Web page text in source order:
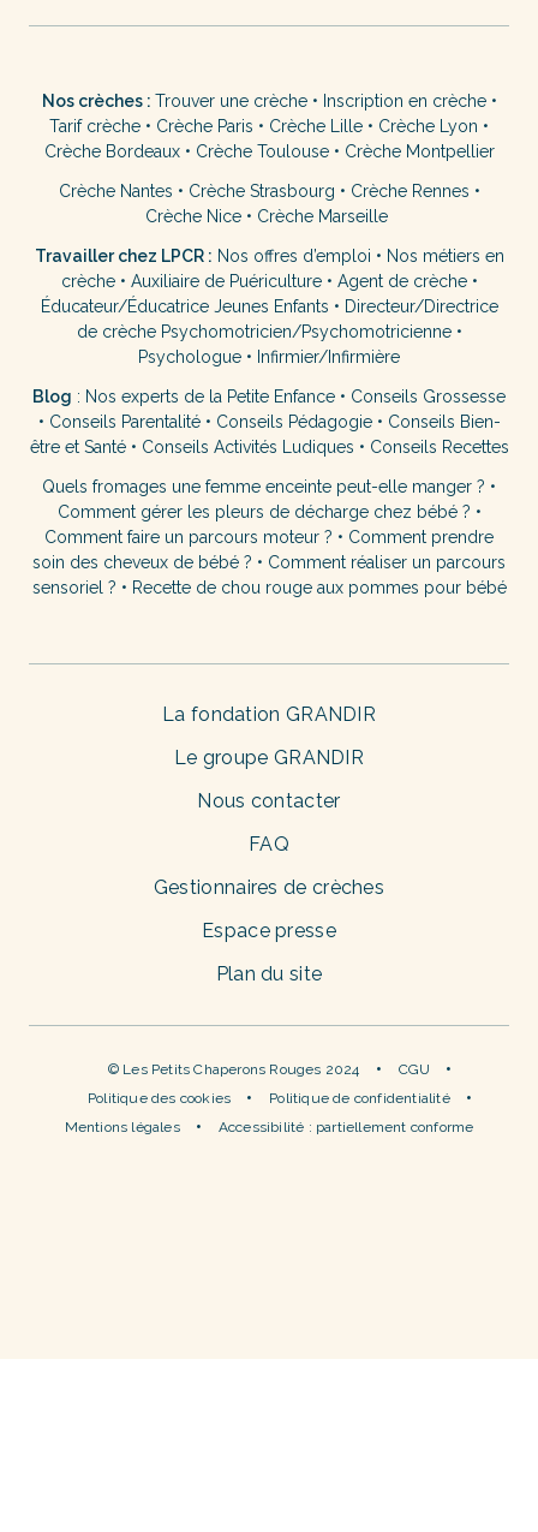
Nos crèches : Trouver une crèche• Inscription en crèche•
Tarif crèche • Crèche Paris • Crèche Lille • Crèche Lyon •
Crèche Bordeaux• Crèche Toulouse• Crèche Montpellier
Crèche Nantes • Crèche Strasbourg • Crèche Rennes •
Crèche Nice • Crèche Marseille
Travailler chez LPCR : Nos offres d’emploi • Nos métiers en
crèche• Auxiliaire de Puériculture• Agent de crèche•
Éducateur/Éducatrice Jeunes Enfants • Directeur/Directrice
de crèche Psychomotricien/Psychomotricienne•
Psychologue • Infirmier/Infirmière
Blog : Nos experts de la Petite Enfance • Conseils Grossesse
• Conseils Parentalité• Conseils Pédagogie• Conseils Bien-
être et Santé• Conseils Activités Ludiques • Conseils Recettes
Quels fromages une femme enceinte peut-elle manger ? •
Comment gérer les pleurs de décharge chez bébé ? •
Comment faire un parcours moteur ? • Comment prendre
soin des cheveux de bébé ? • Comment réaliser un parcours
sensoriel ? • Recette de chou rouge aux pommes pour bébé
La fondation GRANDIR
Le groupe GRANDIR
Nous contacter
FAQ
Gestionnaires de crèches
Espace presse
Plan du site
© Les Petits Chaperons Rouges 2024
CGU
Politique des cookies
Politique de confidentialité
Mentions légales
Accessibilité : partiellement conforme